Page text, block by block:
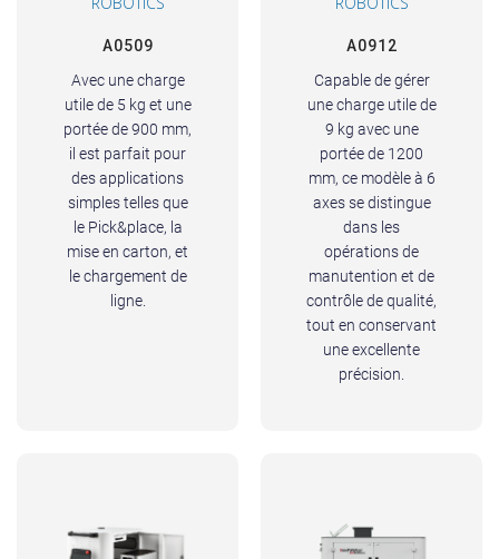
A0509
Avec une charge
utile de 5 kg et une
portée de 900 mm,
il est parfait pour
des applications
simples telles que
le Pick&place, la
mise en carton, et
le chargement de
ligne.
A0912
Capable de gérer
une charge utile de
9 kg avec une
portée de 1200
mm, ce modèle à 6
axes se distingue
dans les
opérations de
manutention et de
contrôle de qualité,
tout en conservant
une excellente
précision.